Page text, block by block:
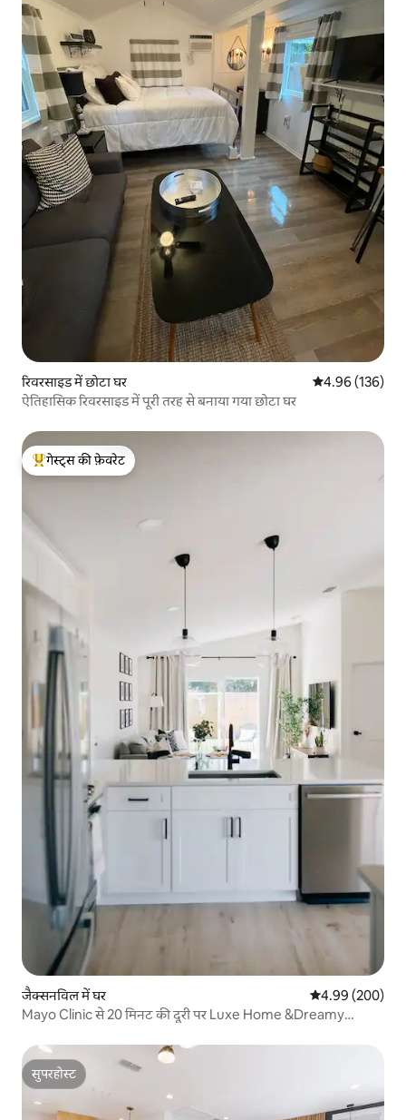
रिवरसाइड में छोटा घर औसत रेटिंग 5 में से
4.96 (136)
ऐतिहासिक रिवरसाइड में पूरी तरह से बनाया गया छोटा घर
गेस्ट्स का टॉप फ़ेवरेट
गेस्ट्स की फ़ेवरेट
जैक्सनविल में घर औसत रेटिंग 5 में से
4.99 (200)
Mayo Clinic से 20 मिनट की दूरी पर Luxe Home &Dreamy
सुपरहोस्ट
सुपरहोस्ट